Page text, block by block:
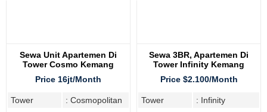
Sewa Unit Apartemen Di
Tower Cosmo Kemang
Price 16jt/Month
Tower
: Cosmopolitan
Sewa 3BR, Apartemen Di
Tower Infinity Kemang
Village
Price $2.100/Month
Tower
: Infinity